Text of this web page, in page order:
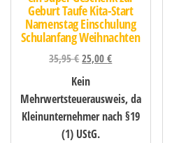
Geburt Taufe Kita-Start
Namenstag Einschulung
Schulanfang Weihnachten
35,95€25,00€
Kein
Mehrwertsteuerausweis, da
Kleinunternehmer nach §19
(1) UStG.